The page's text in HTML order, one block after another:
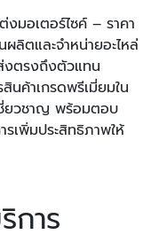
มอเตอร์ไซค์ – ราคา
ลิตและจำหน่ายอะไหล่
ตรงถึงตัวแทน
นค้าเกรดพรีเมี่ยมใน
ชี่ยวชาญ พร้อมตอบ
เพิ่มประสิทธิภาพให้
การ